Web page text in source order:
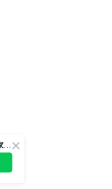
📢綁定官LINE不定期享獨家優惠券